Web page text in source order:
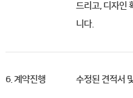
드리고, 디자인
니다.
6. 계약진행 수정된 견적서